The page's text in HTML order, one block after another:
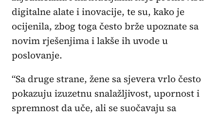
digitalne alate i inovacije, te su, kako je
ocijenila, zbog toga često brže upoznate sa
novim rješenjima i lakše ih uvode u
poslovanje.
“Sa druge strane, žene sa sjevera vrlo često
pokazuju izuzetnu snalažljivost, upornost i
spremnost da uče, ali se suočavaju sa